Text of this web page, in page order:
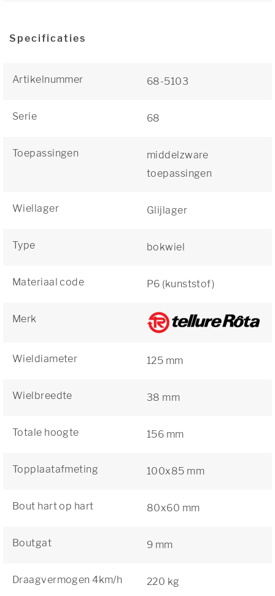
Specificaties
Artikelnummer 68-5103
Serie 68
Toepassingen
middelzware
toepassingen
Wiellager Glijlager
Type bokwiel
Materiaal code P6 (kunststof)
Merk
Wieldiameter 125 mm
Wielbreedte 38 mm
Totale hoogte 156 mm
Topplaatafmeting 100x85 mm
Bout hart op hart 80x60 mm
Boutgat 9 mm
Draagvermogen 4km/h 220 kg